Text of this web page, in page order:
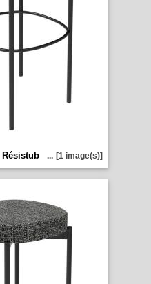
Résistub ... [1 image(s)]